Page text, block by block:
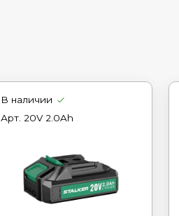
В наличии
Арт. 20V 2.0Ah